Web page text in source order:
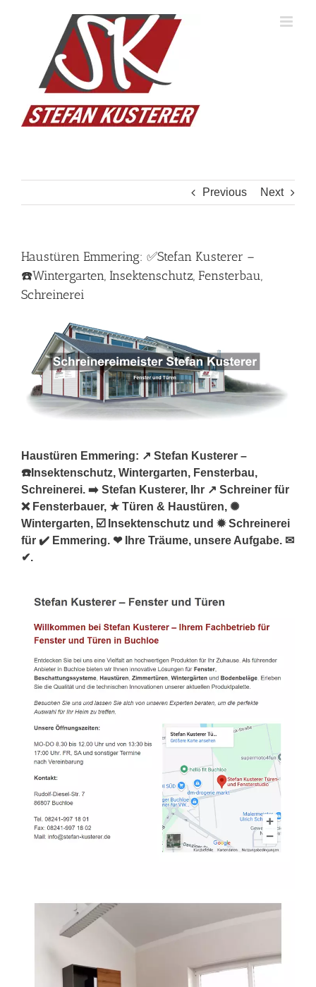
Previous Next
Haustüren Emmering: ✅Stefan Kusterer –
☎️Wintergarten, Insektenschutz, Fensterbau,
Schreinerei
Haustüren Emmering: ↗️ Stefan Kusterer –
☎️Insektenschutz, Wintergarten, Fensterbau,
Schreinerei. ➡️ Stefan Kusterer, Ihr ↗️ Schreiner für
❌ Fensterbauer, ★ Türen & Haustüren, ✺
Wintergarten, ☑️ Insektenschutz und ✹ Schreinerei
für ✔️ Emmering. ❤ Ihre Träume, unsere Aufgabe. ✉
✔.